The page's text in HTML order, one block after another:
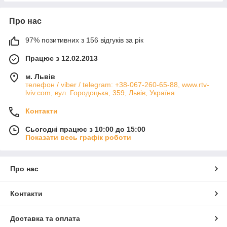
Про нас
97% позитивних з 156 відгуків за рік
Працює з 12.02.2013
м. Львів
телефон / viber / telegram: +38-067-260-65-88, www.rtv-
lviv.com, вул. Городоцька, 359, Львів, Україна
Контакти
Сьогодні працює з 10:00 до 15:00
Показати весь графік роботи
Про нас
Контакти
Доставка та оплата